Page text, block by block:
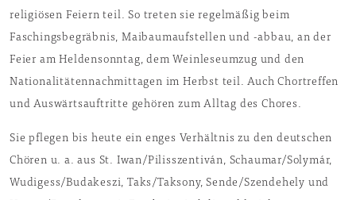
religiösen Feiern teil. So treten sie regelmäßig beim
Faschingsbegräbnis, Maibaumaufstellen und -abbau, an der
Feier am Heldensonntag, dem Weinleseumzug und den
Nationalitätennachmittagen im Herbst teil. Auch Chortreffen
und Auswärtsauftritte gehören zum Alltag des Chores.
Sie pflegen bis heute ein enges Verhältnis zu den deutschen
Chören u. a. aus St. Iwan/Pilisszentiván, Schaumar/Solymár,
Wudigess/Budakeszi, Taks/Taksony, Sende/Szendehely und